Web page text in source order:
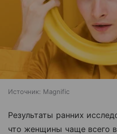
Источник: Magnific
Результаты ранних
что женщины чаще всего